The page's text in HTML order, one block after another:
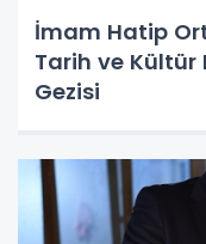
İmam Hatip
Tarih ve Kültür
Gezisi